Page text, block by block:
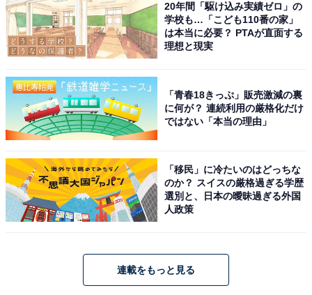
20年間「駆け込み実績ゼロ」の
学校も…「こども110番の家」
は本当に必要？ PTAが直面する
理想と現実
「青春18きっぷ」販売激減の裏
に何が？ 連続利用の厳格化だけ
ではない「本当の理由」
「移民」に冷たいのはどっちな
のか？ スイスの厳格過ぎる学歴
選別と、日本の曖昧過ぎる外国
人政策
連載をもっと見る